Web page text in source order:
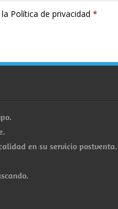
Política de privacidad *
en su servicio postventa.